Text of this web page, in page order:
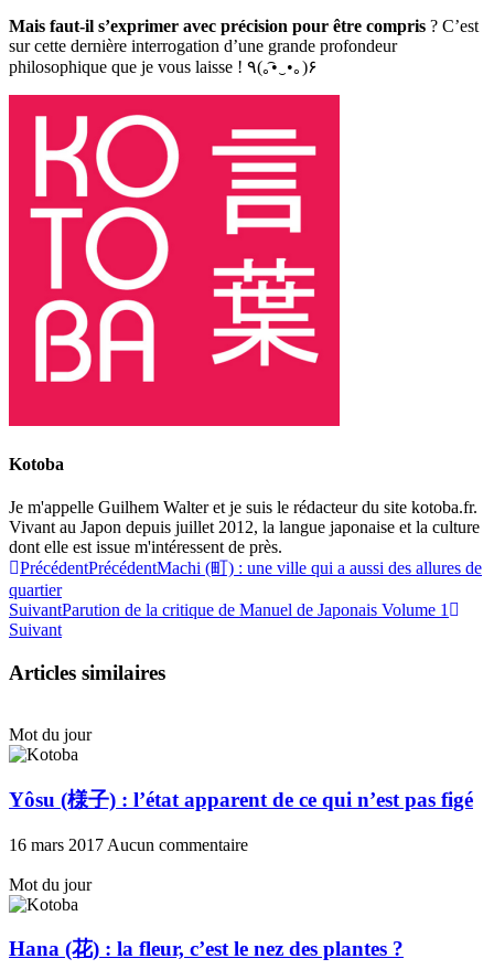
Mais faut-il s’exprimer avec précision pour être compris ? C’est
sur cette dernière interrogation d’une grande profondeur
philosophique que je vous laisse ! ٩(｡͡•‿•｡)۶
Kotoba
Je m'appelle Guilhem Walter et je suis le rédacteur du site kotoba.fr.
Vivant au Japon depuis juillet 2012, la langue japonaise et la culture
dont elle est issue m'intéressent de près.
PrécédentPrécédentMachi (町) : une ville qui a aussi des allures de
quartier
SuivantParution de la critique de Manuel de Japonais Volume 1
Suivant
Articles similaires
Mot du jour
Yôsu (様子) : l’état apparent de ce qui n’est pas figé
16 mars 2017 Aucun commentaire
Mot du jour
Hana (花) : la fleur, c’est le nez des plantes ?